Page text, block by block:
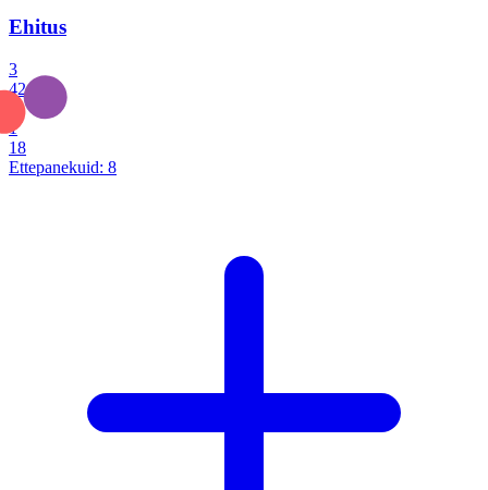
Ehitus
3
42
1
18
Ettepanekuid: 8